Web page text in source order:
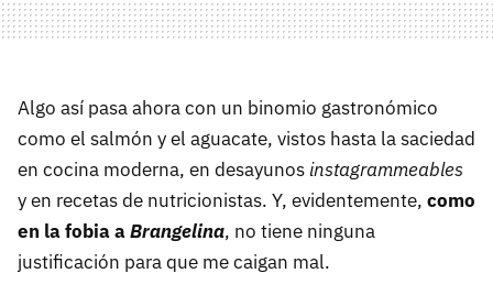
Algo así pasa ahora con un binomio gastronómico
como el salmón y el aguacate, vistos hasta la saciedad
en cocina moderna, en desayunos instagrammeables
y en recetas de nutricionistas. Y, evidentemente, como
en la fobia aBrangelina, no tiene ninguna
justificación para que me caigan mal.